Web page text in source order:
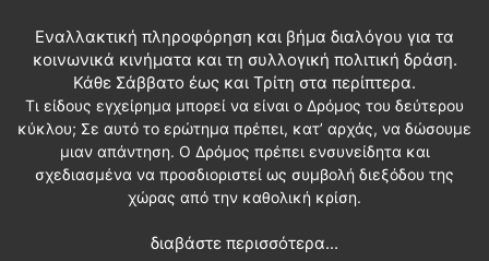
Εναλλακτική πληροφόρηση και βήμα διαλόγου για τα
κοινωνικά κινήματα και τη συλλογική πολιτική δράση.
Κάθε Σάββατο έως και Τρίτη στα περίπτερα.
Τι είδους εγχείρημα μπορεί να είναι ο Δρόμος του δεύτερου
κύκλου; Σε αυτό το ερώτημα πρέπει, κατ’ αρχάς, να δώσουμε
μιαν απάντηση. Ο Δρόμος πρέπει ενσυνείδητα και
σχεδιασμένα να προσδιοριστεί ως συμβολή διεξόδου της
χώρας από την καθολική κρίση.
διαβάστε περισσότερα...